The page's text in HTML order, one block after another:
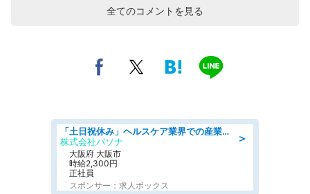
全てのコメントを見る
＞
「土日祝休み」ヘルスケア業界での産業保健師業務/看護師/高時給/要資格:正看護師
株式会社パソナ
大阪府 大阪市
時給2,300円
正社員
スポンサー：求人ボックス